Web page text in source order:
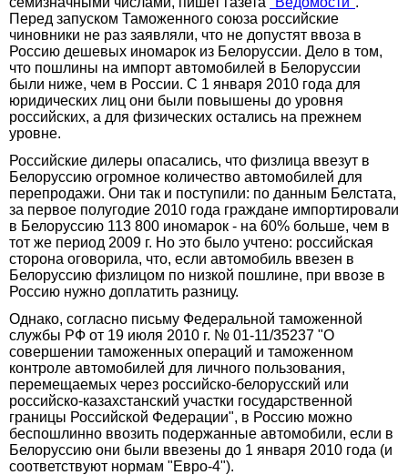
Перед запуском Таможенного союза российские
чиновники не раз заявляли, что не допустят ввоза в
Россию дешевых иномарок из Белоруссии. Дело в том,
что пошлины на импорт автомобилей в Белоруссии
были ниже, чем в России. С 1 января 2010 года для
юридических лиц они были повышены до уровня
российских, а для физических остались на прежнем
уровне.
Российские дилеры опасались, что физлица ввезут в
Белоруссию огромное количество автомобилей для
перепродажи. Они так и поступили: по данным Белстата,
за первое полугодие 2010 года граждане импортировали
в Белоруссию 113 800 иномарок - на 60% больше, чем в
тот же период 2009 г. Но это было учтено: российская
сторона оговорила, что, если автомобиль ввезен в
Белоруссию физлицом по низкой пошлине, при ввозе в
Россию нужно доплатить разницу.
Однако, согласно письму Федеральной таможенной
службы РФ от 19 июля 2010 г. № 01-11/35237 "О
совершении таможенных операций и таможенном
контроле автомобилей для личного пользования,
перемещаемых через российско-белорусский или
российско-казахстанский участки государственной
границы Российской Федерации", в Россию можно
беспошлинно ввозить подержанные автомобили, если в
Белоруссию они были ввезены до 1 января 2010 года (и
соответствуют нормам "Евро-4").